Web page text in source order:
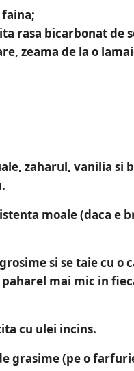
faina;
rasa bicarbonat de
zeama de la o
zaharul, vanilia si
moale (daca e
si se taie cu o
mai mic in
cu ulei incins.
grasime (pe o